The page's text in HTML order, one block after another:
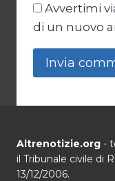
Avvertimi
di un nuovo
Altrenotizie.org -
il Tribunale civile di
13/12/2006.